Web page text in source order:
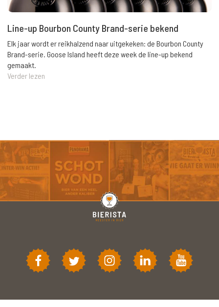
Line-up Bourbon County Brand-serie bekend
Elk jaar wordt er reikhalzend naar uitgekeken: de Bourbon County
Brand-serie. Goose Island heeft deze week de line-up bekend
gemaakt.
Verder lezen